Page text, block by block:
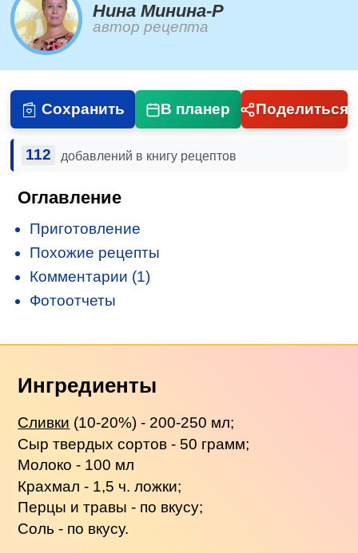
Нина Минина-Р
автор рецепта
Сохранить В планер Поделиться
112 добавлений в книгу рецептов
Оглавление
Приготовление
Похожие рецепты
Комментарии (1)
Фотоотчеты
Ингредиенты
Сливки (10-20%) - 200-250 мл;
Сыр твердых сортов - 50 грамм;
Молоко - 100 мл
Крахмал - 1,5 ч. ложки;
Перцы и травы - по вкусу;
Соль - по вкусу.